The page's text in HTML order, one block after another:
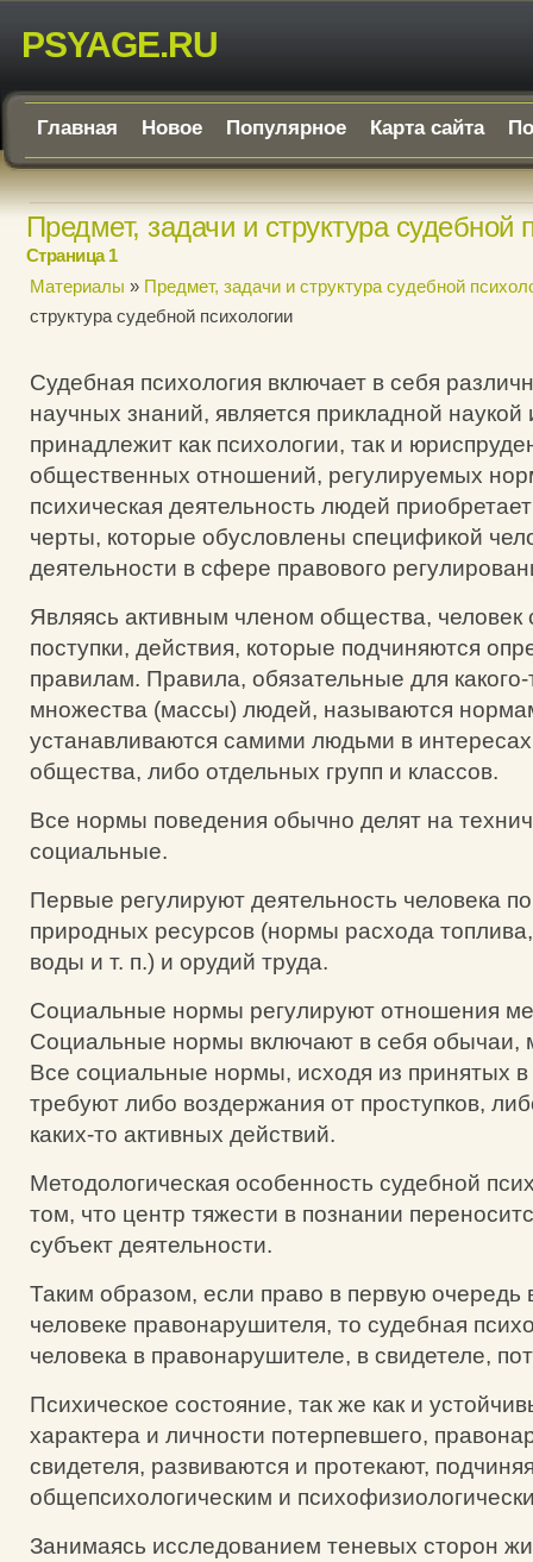
PSYAGE.RU
Главная Новое Популярное Карта сайта
Предмет, задачи и структура судебной
Страница 1
Материалы » Предмет, задачи и структура судебной
структура судебной психологии
Судебная психология включает в себя
научных знаний, является прикладной
принадлежит как психологии, так и
общественных отношений, регулируемых
психическая деятельность людей
черты, которые обусловлены спецификой
деятельности в сфере правового
Являясь активным членом общества, человек
поступки, действия, которые подчиняются
правилам. Правила, обязательные для какого-
множества (массы) людей, называются
устанавливаются самими людьми в
общества, либо отдельных групп и классов.
Все нормы поведения обычно делят на
социальные.
Первые регулируют деятельность человека
природных ресурсов (нормы расхода
воды и т. п.) и орудий труда.
Социальные нормы регулируют отношения
Социальные нормы включают в себя обычаи,
Все социальные нормы, исходя из принятых
требуют либо воздержания от проступков,
каких-то активных действий.
Методологическая особенность судебной
том, что центр тяжести в познании
субъект деятельности.
Таким образом, если право в первую очередь
человеке правонарушителя, то судебная
человека в правонарушителе, в свидетеле,
Психическое состояние, так же как и
характера и личности потерпевшего,
свидетеля, развиваются и протекают,
общепсихологическим и
Занимаясь исследованием теневых сторон